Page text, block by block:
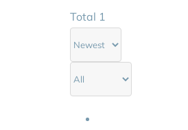
Total 1